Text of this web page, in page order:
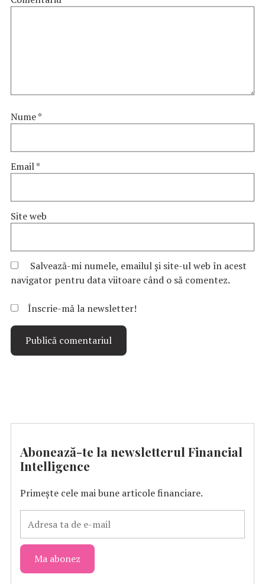
Nume*
Email*
Site web
Salvează-mi numele, emailul și site-ul web în acest
navigator pentru data viitoare când o să comentez.
Înscrie-mă la newsletter!
Abonează-te la newsletterul Financial
Intelligence
Primește cele mai bune articole financiare.